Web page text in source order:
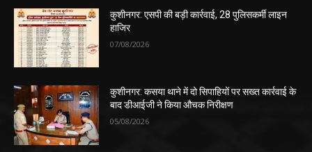
कुशीनगर: एसपी की बड़ी कार्रवाई, 28 पुलिसकर्मी लाइन
हाजिर
07/08/2026
कुशीनगर: कसया थाने में दो सिपाहियों पर सख्त कार्रवाई के
बाद डीआईजी ने किया औचक निरीक्षण
05/08/2026